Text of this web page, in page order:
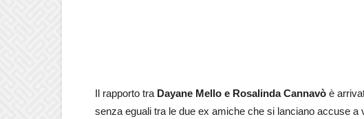
Il rapporto tra Dayane Mello e Rosalinda Cannavò è
senza eguali tra le due ex amiche che si lanciano accuse a